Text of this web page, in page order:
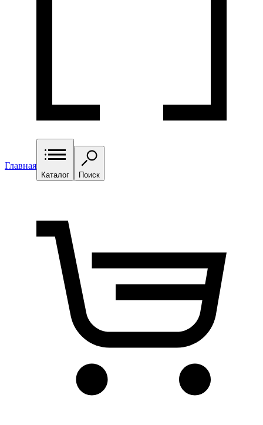
Главная
Каталог Поиск